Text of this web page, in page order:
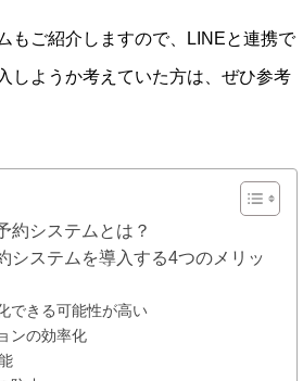
もご紹介しますので、LINEと連携で
しようか考えていた方は、ぜひ参考
約システムとは？
システムを導入する4つのメリッ
できる可能性が高い
ンの効率化